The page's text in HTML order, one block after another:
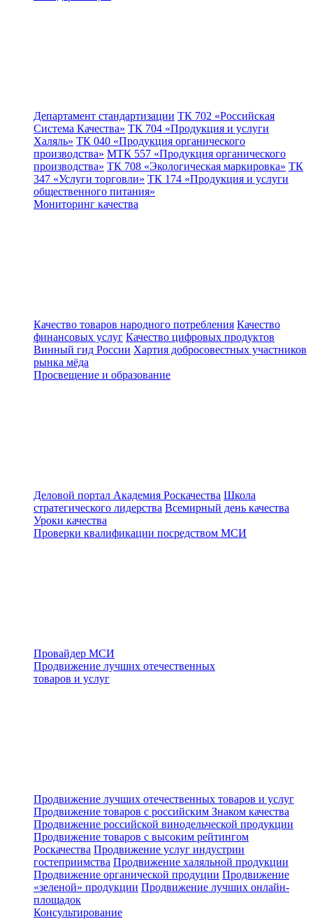
Департамент стандартизации ТК 702 «Российская
Система Качества» ТК 704 «Продукция и услуги
Халяль» ТК 040 «Продукция органического
производства» МТК 557 «Продукция органического
производства» ТК 708 «Экологическая маркировка» ТК
347 «Услуги торговли» ТК 174 «Продукция и услуги
общественного питания»
Мониторинг качества
Качество товаров народного потребления Качество
финансовых услуг Качество цифровых продуктов
Винный гид России Хартия добросовестных участников
рынка мёда
Просвещение и образование
Деловой портал Академия Роскачества Школа
стратегического лидерства Всемирный день качества
Уроки качества
Проверки квалификации посредством МСИ
Провайдер МСИ
Продвижение лучших отечественных
товаров и услуг
Продвижение лучших отечественных товаров и услуг
Продвижение товаров с российским Знаком качества
Продвижение российской винодельческой продукции
Продвижение товаров с высоким рейтингом
Роскачества Продвижение услуг индустрии
гостеприимства Продвижение халяльной продукции
Продвижение органической продуции Продвижение
«зеленой» продукции Продвижение лучших онлайн-
площадок
Консультирование